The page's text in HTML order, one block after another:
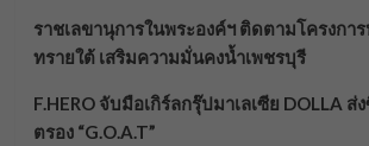
ราชเลขานุการในพระองค์ฯ ติดตามโครงกา
ทรายใต้ เสริมความมั่นคงน้ำเพชรบุรี
F.HERO จับมือเกิร์ลกรุ๊ปมาเลเซีย DOLLA ส่
ตรอง “G.O.A.T”